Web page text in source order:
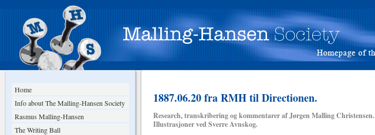
Home
Info about The Malling-Hansen Society
Rasmus Malling-Hansen
The Writing Ball
1887.06.20 fra RMH til Directionen.
Research, transkribering og kommentarer af Jørgen Malling Christensen.
Illustrasjoner ved Sverre Avnskog.